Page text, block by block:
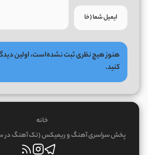
هنوز هیچ نظری ثبت نشده‌است، اولین
کنید.
خانه
پخش سراسری آهنگ و ریمیکس (تک آهنگ در